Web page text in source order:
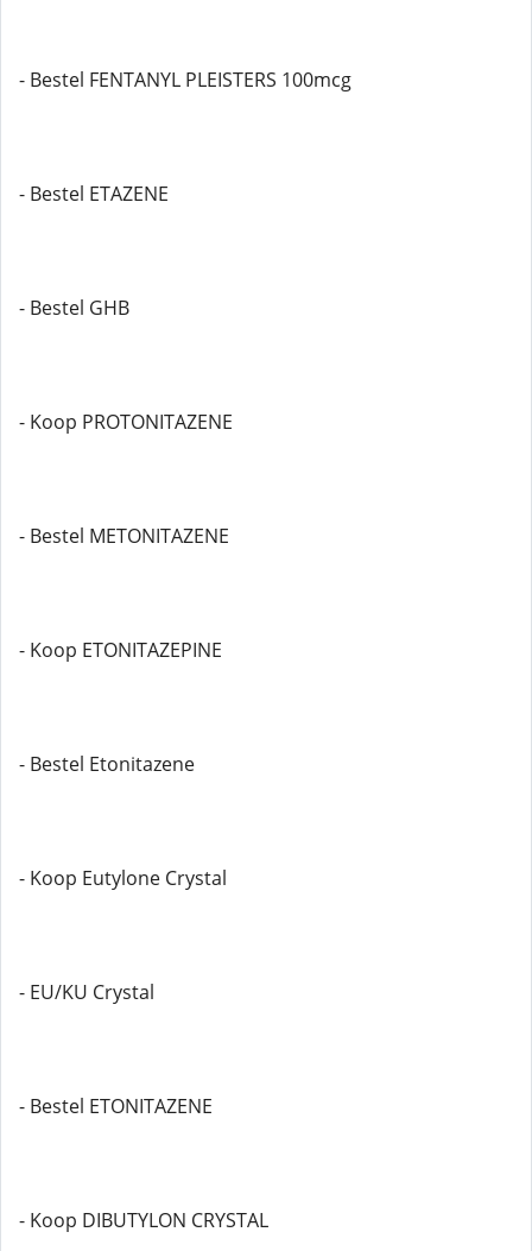
- Bestel FENTANYL PLEISTERS 100mcg
- Bestel ETAZENE
- Bestel GHB
- Koop PROTONITAZENE
- Bestel METONITAZENE
- Koop ETONITAZEPINE
- Bestel Etonitazene
- Koop Eutylone Crystal
- EU/KU Crystal
- Bestel ETONITAZENE
- Koop DIBUTYLON CRYSTAL